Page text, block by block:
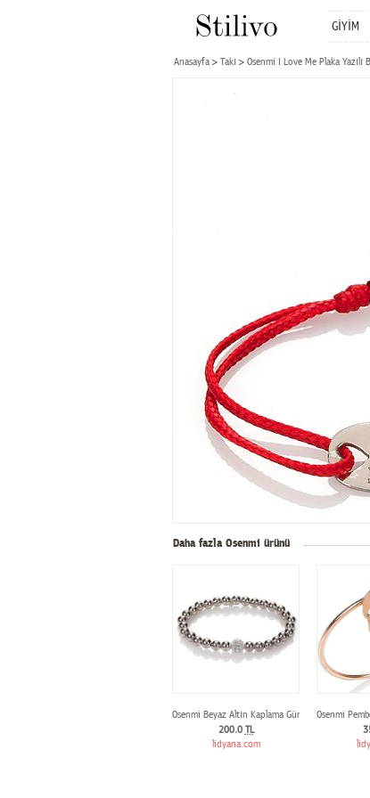
GİYİM
Anasayfa Takı Osenmi I Love Me Plaka Yazılı
Daha fazla Osenmi ürünü
Osenmi Beyaz Altın Kaplama Gümüş Toplu
200.0 TL
lidyana.com
Osenmi